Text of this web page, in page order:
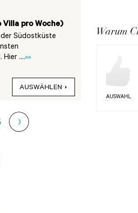
Villa pro Woche)
Südostküste
Hier ....»»
AUSWÄHLEN
Warum
AUSWAHL